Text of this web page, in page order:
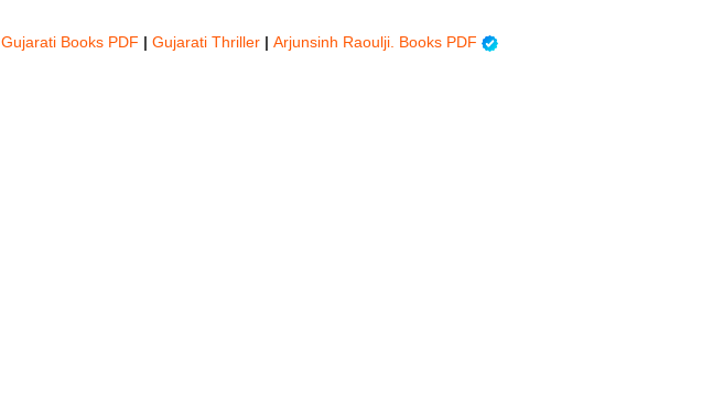
Gujarati Books PDF | Gujarati Thriller | Arjunsinh Raoulji. Books PDF